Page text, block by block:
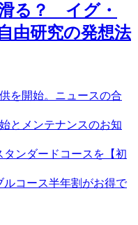
る？ イグ・
由研究の発想法
を開始。ニュースの合
とメンテナンスのお知
ンダードコースを【初
コース半年割がお得で